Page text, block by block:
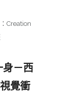
Creation
身­－西
覺衝